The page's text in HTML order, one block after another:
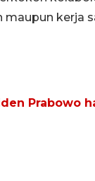
kerja
Prabowo